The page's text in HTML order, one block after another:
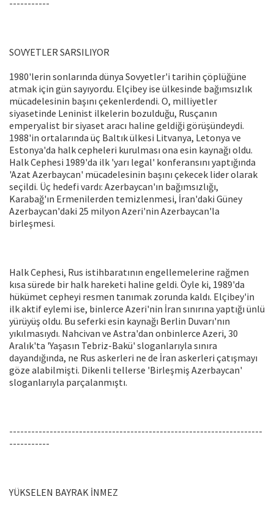
-----------
SOVYETLER SARSILIYOR
1980'lerin sonlarında dünya Sovyetler'i tarihin çöplüğüne
atmak için gün sayıyordu. Elçibey ise ülkesinde bağımsızlık
mücadelesinin başını çekenlerdendi. O, milliyetler
siyasetinde Leninist ilkelerin bozulduğu, Rusçanın
emperyalist bir siyaset aracı haline geldiği görüşündeydi.
1988'in ortalarında üç Baltık ülkesi Litvanya, Letonya ve
Estonya'da halk cepheleri kurulması ona esin kaynağı oldu.
Halk Cephesi 1989'da ilk 'yarı legal' konferansını yaptığında
'Azat Azerbaycan' mücadelesinin başını çekecek lider olarak
seçildi. Üç hedefi vardı: Azerbaycan'ın bağımsızlığı,
Karabağ'ın Ermenilerden temizlenmesi, İran'daki Güney
Azerbaycan'daki 25 milyon Azeri'nin Azerbaycan'la
birleşmesi.
Halk Cephesi, Rus istihbaratının engellemelerine rağmen
kısa sürede bir halk hareketi haline geldi. Öyle ki, 1989'da
hükümet cepheyi resmen tanımak zorunda kaldı. Elçibey'in
ilk aktif eylemi ise, binlerce Azeri'nin İran sınırına yaptığı ünlü
yürüyüş oldu. Bu seferki esin kaynağı Berlin Duvarı'nın
yıkılmasıydı. Nahcivan ve Astra'dan onbinlerce Azeri, 30
Aralık'ta 'Yaşasın Tebriz-Bakü' sloganlarıyla sınıra
dayandığında, ne Rus askerleri ne de İran askerleri çatışmayı
göze alabilmişti. Dikenli tellerse 'Birleşmiş Azerbaycan'
sloganlarıyla parçalanmıştı.
---------------------------------------------------------------------
-----------
YÜKSELEN BAYRAK İNMEZ